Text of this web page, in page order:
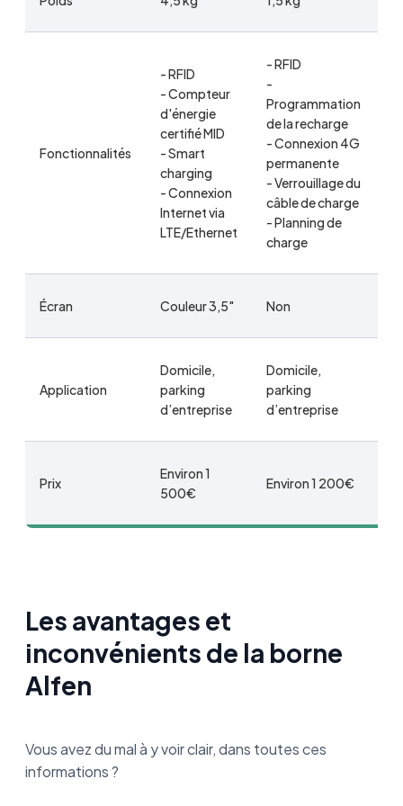
Fonctionnalités
- RFID
- Compteur
d'énergie
certifié MID
- Smart
charging
- Connexion
Internet via
LTE/Ethernet
- RFID
-
Programmation
de la recharge
- Connexion 4G
permanente
- Verrouillage du
câble de charge
- Planning de
charge
Écran Couleur 3,5" Non
Application
Domicile,
parking
d’entreprise
Domicile,
parking
d’entreprise
Prix
Environ 1
500€
Environ 1 200€
Les avantages et
inconvénients de la borne
Alfen
Vous avez du mal à y voir clair, dans toutes ces
informations ?